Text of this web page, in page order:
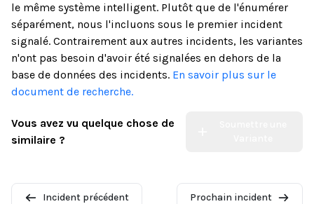
le même système intelligent. Plutôt que de l'énumérer
séparément, nous l'incluons sous le premier incident
signalé. Contrairement aux autres incidents, les variantes
n'ont pas besoin d'avoir été signalées en dehors de la
base de données des incidents. En savoir plus sur le
document de recherche.
Vous avez vu quelque chose de
similaire ?
Incident précédent Prochain incident